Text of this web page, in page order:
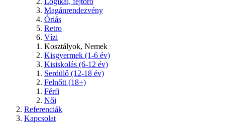
Magánrendezvény
Óriás
Retro
Vízi
Kosztályok, Nemek
Kisgyermek (1-6 év)
Kisiskolás (6-12 év)
Serdülő (12-18 év)
Felnőtt (18+)
Férfi
Női
Referenciák
Kapcsolat